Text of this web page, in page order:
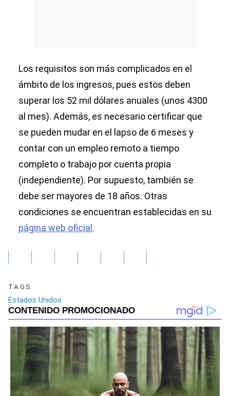
Los requisitos son más complicados en el
ámbito de los ingresos, pues estos deben
superar los 52 mil dólares anuales (unos 4300
al mes). Además, es necesario certificar que
se pueden mudar en el lapso de 6 meses y
contar con un empleo remoto a tiempo
completo o trabajo por cuenta propia
(independiente). Por supuesto, también se
debe ser mayores de 18 años. Otras
condiciones se encuentran establecidas en su
página web oficial.
TAGS
Estados Unidos